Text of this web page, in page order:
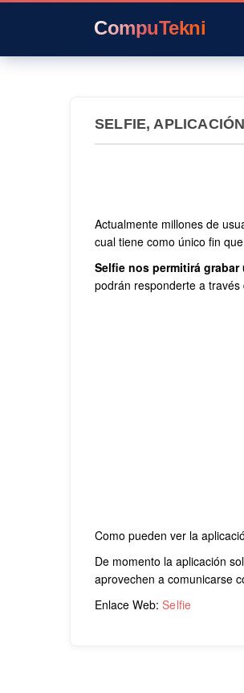
CompuTekni
SELFIE,
Actualmente millones de
cual tiene como único fin que
Selfie nos permitirá
podrán responderte a
Como pueden ver la
De momento la aplicación
aprovechen a comunicarse
Enlace Web: Selfie